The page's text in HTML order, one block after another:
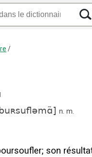
/
buʀsufləmɑ̃] n. m.
; son